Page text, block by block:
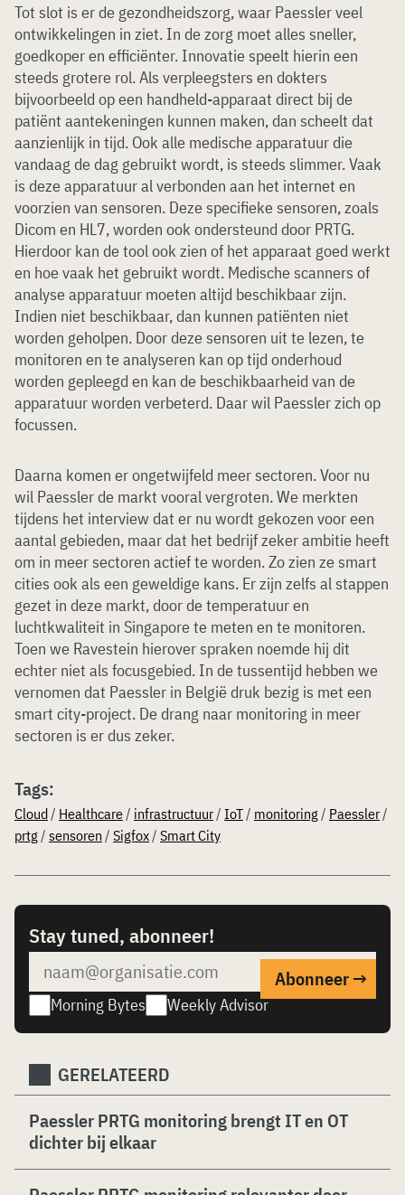
Tot slot is er de gezondheidszorg, waar Paessler veel
ontwikkelingen in ziet. In de zorg moet alles sneller,
goedkoper en efficiënter. Innovatie speelt hierin een
steeds grotere rol. Als verpleegsters en dokters
bijvoorbeeld op een handheld-apparaat direct bij de
patiënt aantekeningen kunnen maken, dan scheelt dat
aanzienlijk in tijd. Ook alle medische apparatuur die
vandaag de dag gebruikt wordt, is steeds slimmer. Vaak
is deze apparatuur al verbonden aan het internet en
voorzien van sensoren. Deze specifieke sensoren, zoals
Dicom en HL7, worden ook ondersteund door PRTG.
Hierdoor kan de tool ook zien of het apparaat goed werkt
en hoe vaak het gebruikt wordt. Medische scanners of
analyse apparatuur moeten altijd beschikbaar zijn.
Indien niet beschikbaar, dan kunnen patiënten niet
worden geholpen. Door deze sensoren uit te lezen, te
monitoren en te analyseren kan op tijd onderhoud
worden gepleegd en kan de beschikbaarheid van de
apparatuur worden verbeterd. Daar wil Paessler zich op
focussen.
Daarna komen er ongetwijfeld meer sectoren. Voor nu
wil Paessler de markt vooral vergroten. We merkten
tijdens het interview dat er nu wordt gekozen voor een
aantal gebieden, maar dat het bedrijf zeker ambitie heeft
om in meer sectoren actief te worden. Zo zien ze smart
cities ook als een geweldige kans. Er zijn zelfs al stappen
gezet in deze markt, door de temperatuur en
luchtkwaliteit in Singapore te meten en te monitoren.
Toen we Ravestein hierover spraken noemde hij dit
echter niet als focusgebied. In de tussentijd hebben we
vernomen dat Paessler in België druk bezig is met een
smart city-project. De drang naar monitoring in meer
sectoren is er dus zeker.
Tags:
Cloud / Healthcare / infrastructuur / IoT / monitoring / Paessler /
prtg / sensoren / Sigfox / Smart City
Stay tuned, abonneer!
Morning Bytes Weekly Advisor
GERELATEERD
Paessler PRTG monitoring brengt IT en OT
dichter bij elkaar